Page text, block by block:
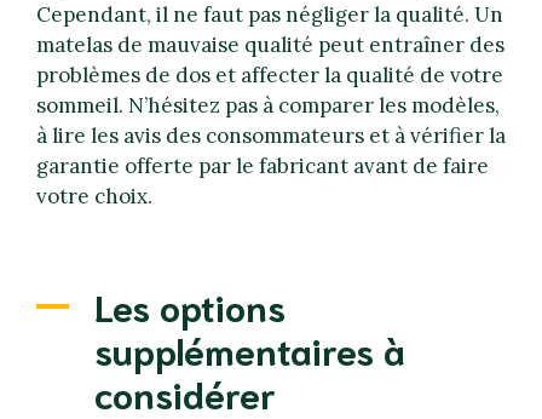
Cependant, il ne faut pas négliger la qualité. Un
matelas de mauvaise qualité peut entraîner des
problèmes de dos et affecter la qualité de votre
sommeil. N’hésitez pas à comparer les modèles,
à lire les avis des consommateurs et à vérifier la
garantie offerte par le fabricant avant de faire
votre choix.
Les options
supplémentaires à
considérer